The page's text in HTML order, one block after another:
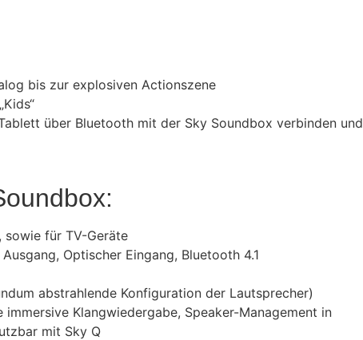
bis zur explosiven Actionszene
über Bluetooth mit der Sky Soundbox verbinden und
für TV-Geräte
Optischer Eingang, Bluetooth 4.1
abstrahlende Konfiguration der Lautsprecher)
immersive Klangwiedergabe, Speaker-Management in
mit Sky Q